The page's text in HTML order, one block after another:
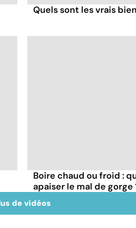
Quels sont les vrais
Boire chaud ou froid :
apaiser le mal de gorge
de vidéos